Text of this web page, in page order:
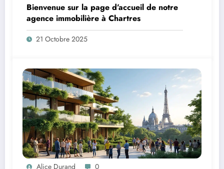
Bienvenue sur la page d’accueil de notre
agence immobilière à Chartres
21 Octobre 2025
Alice Durand 0